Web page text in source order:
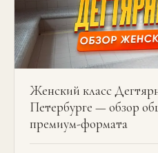
Женский класс
Петербурге — обзор
премиум-формата